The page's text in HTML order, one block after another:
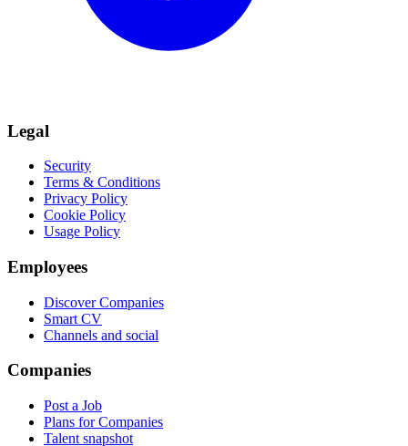
Legal
Security
Terms & Conditions
Privacy Policy
Cookie Policy
Usage Policy
Employees
Discover Companies
Smart CV
Channels and social
Companies
Post a Job
Plans for Companies
Talent snapshot